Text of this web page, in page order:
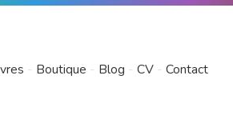
Boutique Blog CV Contact